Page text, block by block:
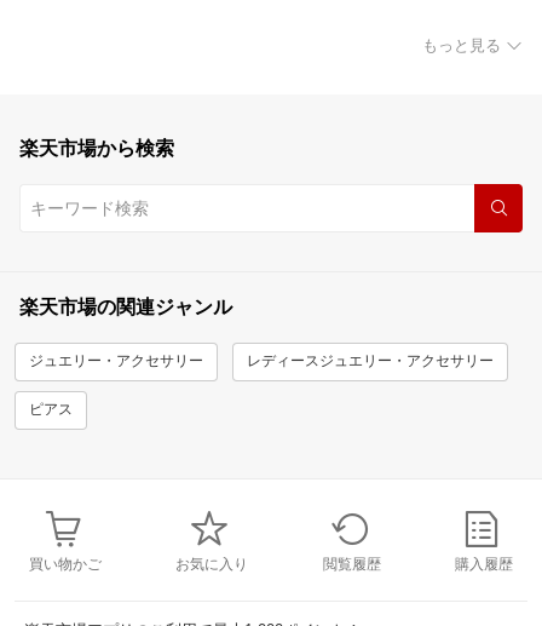
もっと見る
楽天市場から検索
楽天市場の関連ジャンル
ジュエリー・アクセサリー レディースジュエリー・アクセサリー
ピアス
買い物かご お気に入り 閲覧履歴 購入履歴